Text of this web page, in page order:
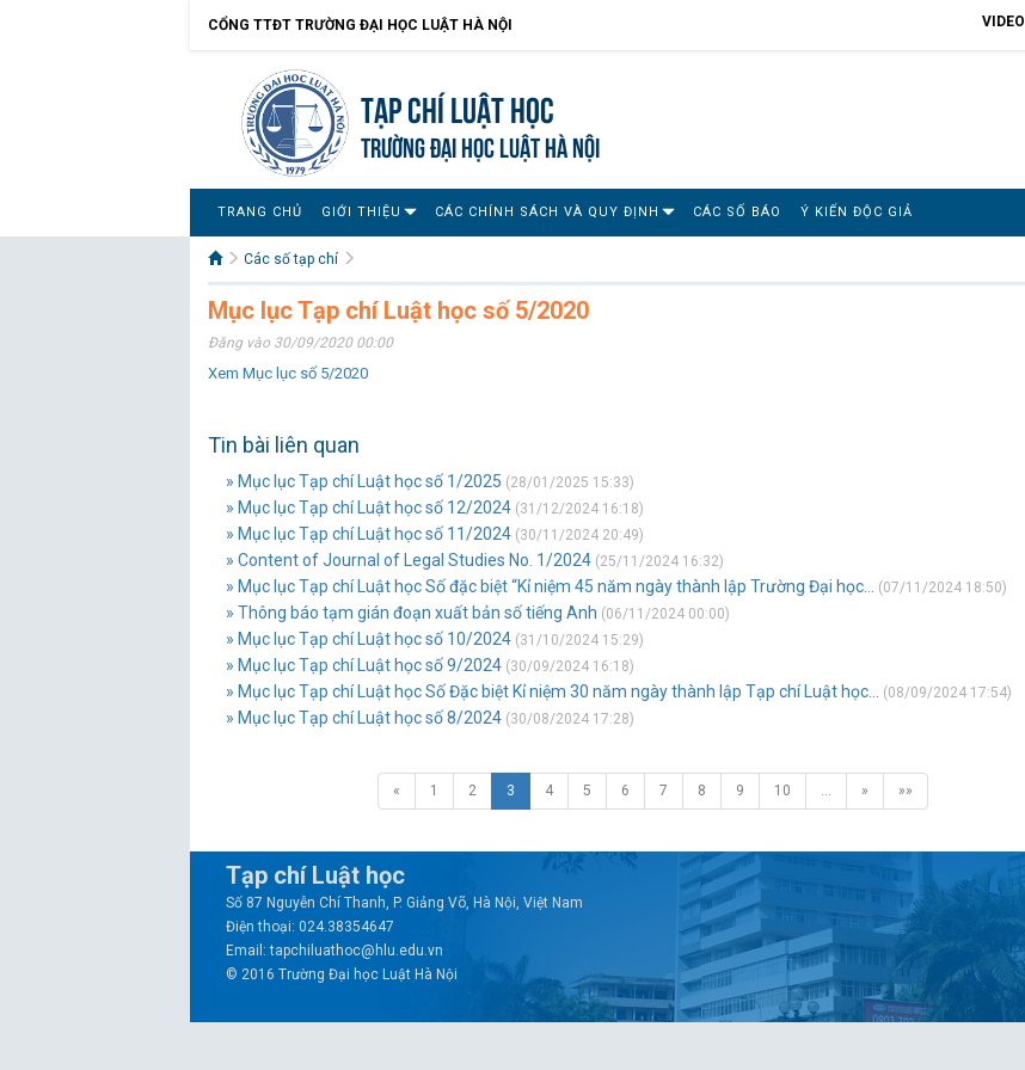
CỔNG TTĐT TRƯỜNG ĐẠI HỌC LUẬT HÀ NỘI VIDEO
Tạp chí Luật học
TRƯỜNG ĐẠI HỌC LUẬT HÀ NỘI
TRANG CHỦ GIỚI THIỆU CÁC CHÍNH SÁCH VÀ QUY ĐỊNH CÁC SỐ BÁO Ý KIẾN ĐỘC GIẢ
Các số tạp chí
Mục lục Tạp chí Luật học số 5/2020
Đăng vào 30/09/2020 00:00
Xem Mục lục số 5/2020
Tin bài liên quan
» Mục lục Tạp chí Luật học số 1/2025 (28/01/2025 15:33)
» Mục lục Tạp chí Luật học số 12/2024 (31/12/2024 16:18)
» Mục lục Tạp chí Luật học số 11/2024 (30/11/2024 20:49)
» Content of Journal of Legal Studies No. 1/2024 (25/11/2024 16:32)
» Mục lục Tạp chí Luật học Số đặc biệt “Kỉ niệm 45 năm ngày thành lập Trường Đại học... (07/11/2024 18:50)
» Thông báo tạm gián đoạn xuất bản số tiếng Anh (06/11/2024 00:00)
» Mục lục Tạp chí Luật học số 10/2024 (31/10/2024 15:29)
» Mục lục Tạp chí Luật học số 9/2024 (30/09/2024 16:18)
» Mục lục Tạp chí Luật học Số Đặc biệt Kỉ niệm 30 năm ngày thành lập Tạp chí Luật học... (08/09/2024 17:54)
» Mục lục Tạp chí Luật học số 8/2024 (30/08/2024 17:28)
« 1 2 3 4 5 6 7 8 9 10 … » »»
Tạp chí Luật học
Số 87 Nguyễn Chí Thanh, P. Giảng Võ, Hà Nội, Việt Nam
Điện thoại: 024.38354647
Email: tapchiluathoc@hlu.edu.vn
© 2016 Trường Đại học Luật Hà Nội